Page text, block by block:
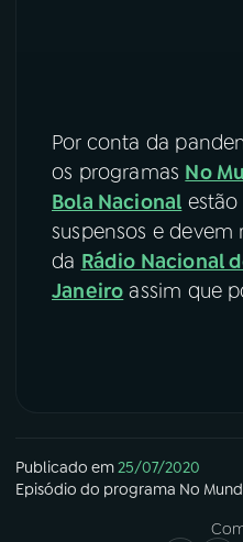
Por conta da
os programas No
Bola Nacional
suspensos e devem
da Rádio Nacional
Janeiro assim que
Publicado em25/07/2020
Episódio do programa No